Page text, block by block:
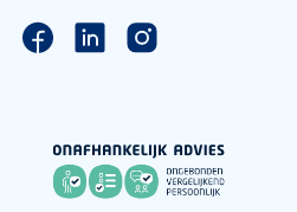
Link naar de Facebook
Link naar de
Link naar de